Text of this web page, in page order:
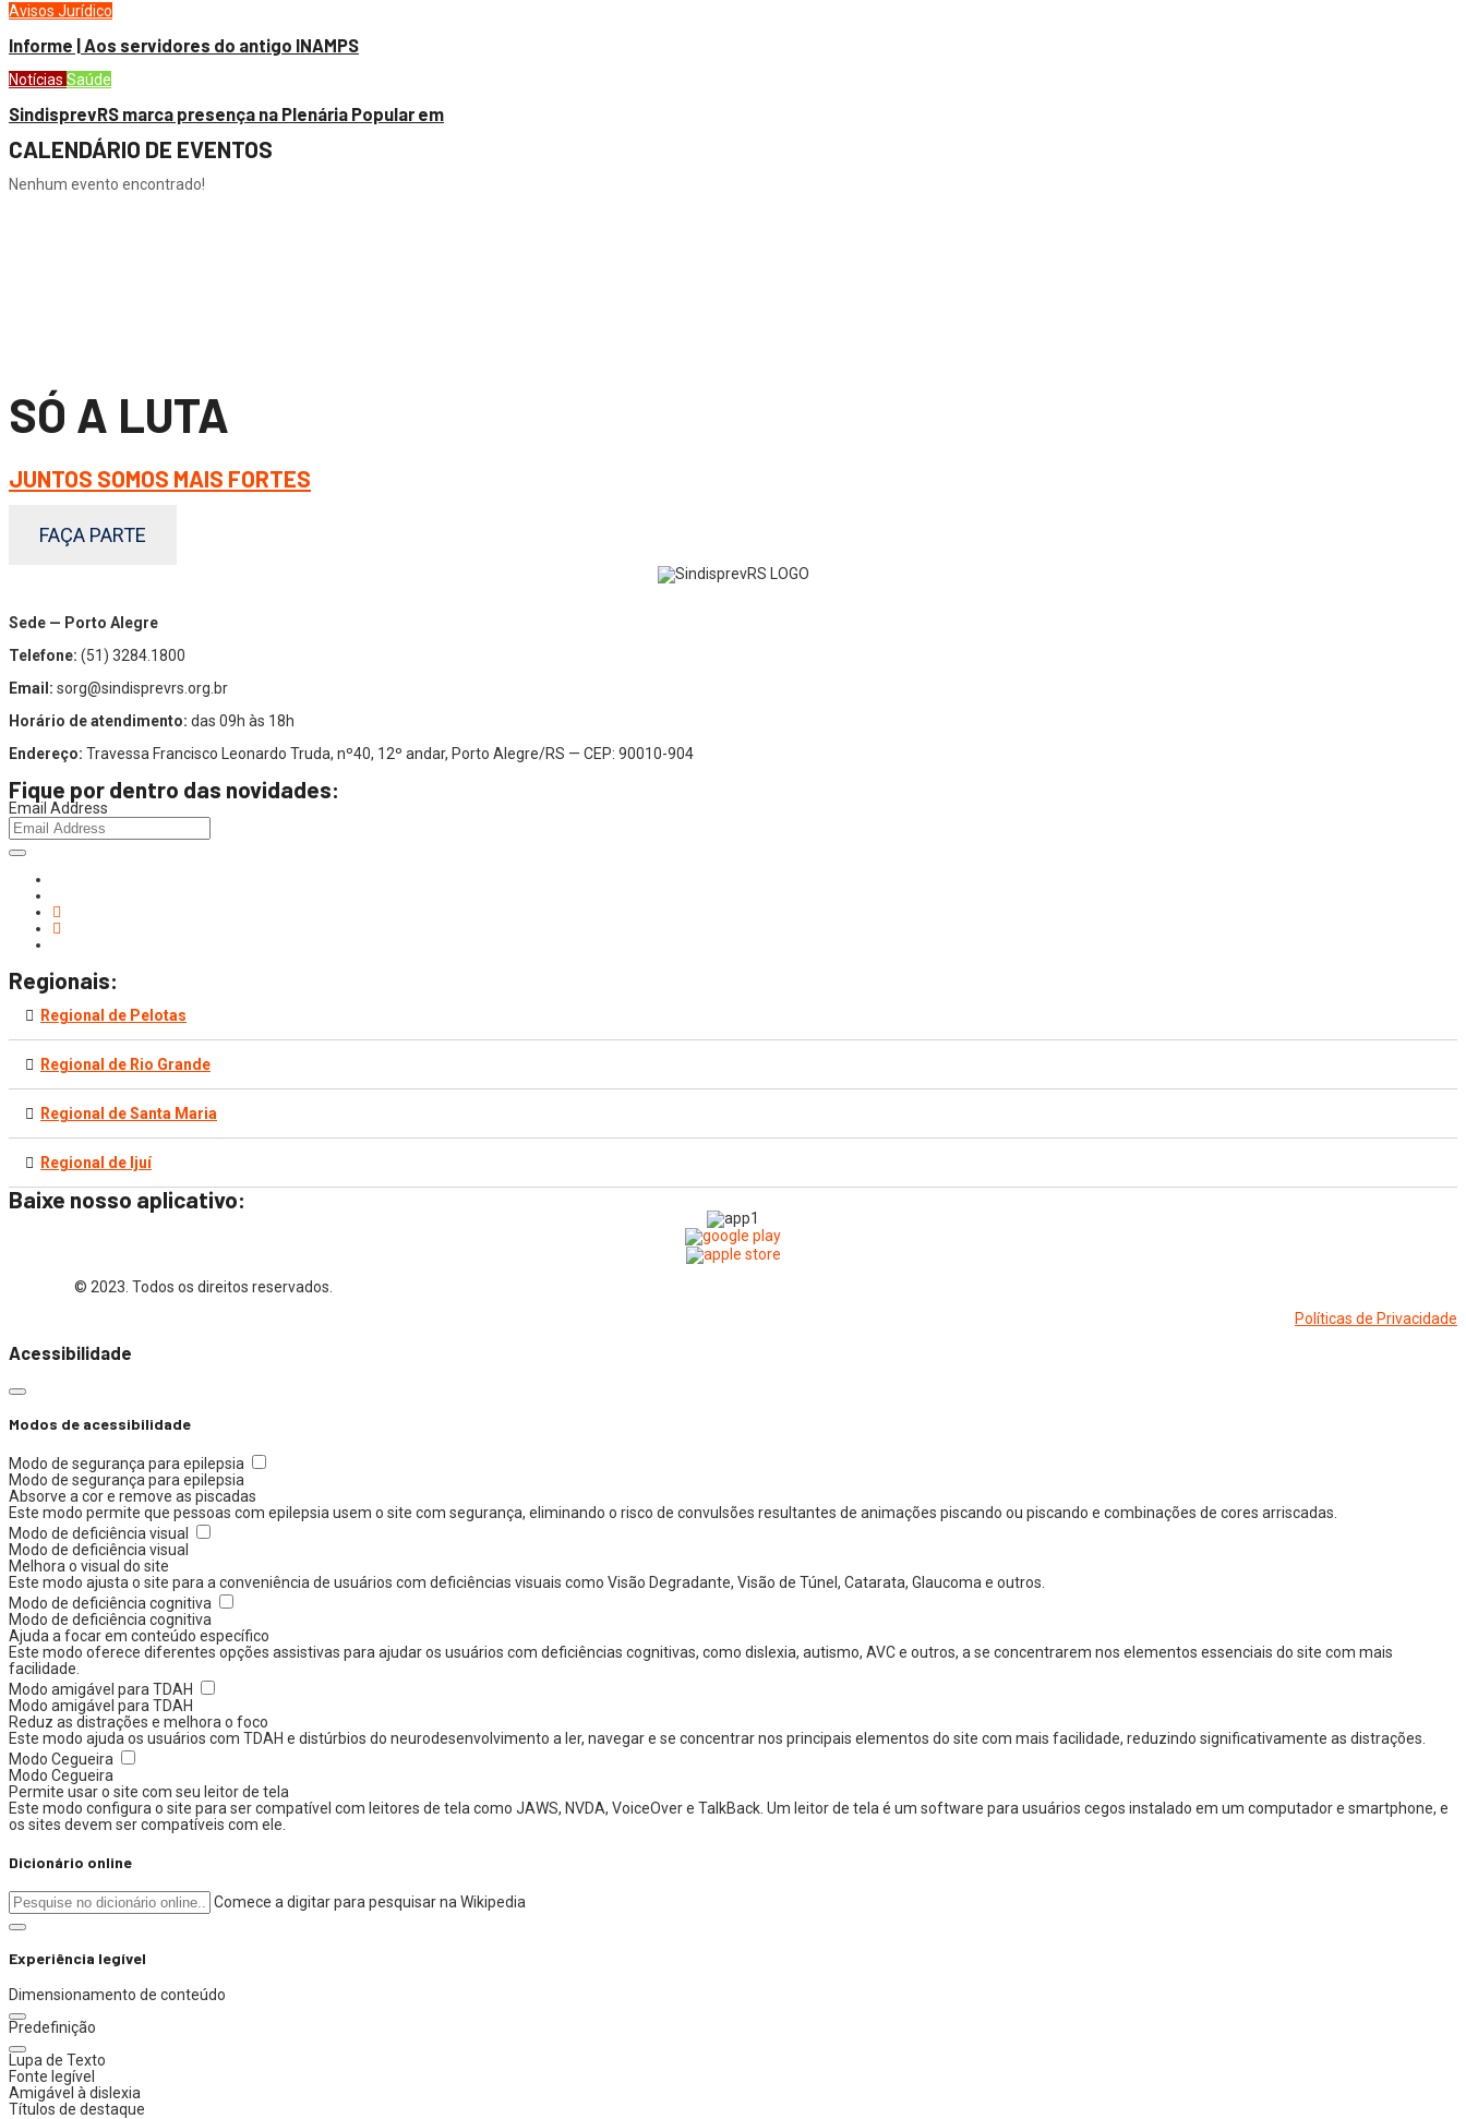
Avisos Jurídico
Informe | Aos servidores do antigo INAMPS
Notícias Saúde
SindisprevRS marca presença na Plenária Popular em
CALENDÁRIO DE EVENTOS
Nenhum evento encontrado!
SÓ A LUTA
JUNTOS SOMOS MAIS FORTES
FAÇA PARTE
Sede — Porto Alegre
Telefone: (51) 3284.1800
Email: sorg@sindisprevrs.org.br
Horário de atendimento: das 09h às 18h
Endereço: Travessa Francisco Leonardo Truda, nº40, 12º andar, Porto Alegre/RS — CEP: 90010-904
Fique por dentro das novidades:
Email Address
Regionais:
Regional de Pelotas
Regional de Rio Grande
Regional de Santa Maria
Regional de Ijuí
Baixe nosso aplicativo:
© 2023. Todos os direitos reservados.
Políticas de Privacidade
Acessibilidade
Modos de acessibilidade
Modo de segurança para epilepsia
Modo de segurança para epilepsia
Absorve a cor e remove as piscadas
Este modo permite que pessoas com epilepsia usem o site com segurança, eliminando o risco de convulsões resultantes de animações piscando ou piscando e combinações de cores arriscadas.
Modo de deficiência visual
Modo de deficiência visual
Melhora o visual do site
Este modo ajusta o site para a conveniência de usuários com deficiências visuais como Visão Degradante, Visão de Túnel, Catarata, Glaucoma e outros.
Modo de deficiência cognitiva
Modo de deficiência cognitiva
Ajuda a focar em conteúdo específico
Este modo oferece diferentes opções assistivas para ajudar os usuários com deficiências cognitivas, como dislexia, autismo, AVC e outros, a se concentrarem nos elementos essenciais do site com mais
facilidade.
Modo amigável para TDAH
Modo amigável para TDAH
Reduz as distrações e melhora o foco
Este modo ajuda os usuários com TDAH e distúrbios do neurodesenvolvimento a ler, navegar e se concentrar nos principais elementos do site com mais facilidade, reduzindo significativamente as distrações.
Modo Cegueira
Modo Cegueira
Permite usar o site com seu leitor de tela
Este modo configura o site para ser compatível com leitores de tela como JAWS, NVDA, VoiceOver e TalkBack. Um leitor de tela é um software para usuários cegos instalado em um computador e smartphone, e
os sites devem ser compatíveis com ele.
Dicionário online
Comece a digitar para pesquisar na Wikipedia
Experiência legível
Dimensionamento de conteúdo
Predefinição
Lupa de Texto
Fonte legível
Amigável à dislexia
Títulos de destaque